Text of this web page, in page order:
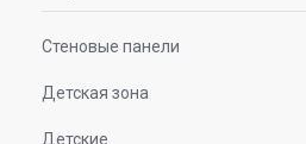
Стеновые панели
Детская зона
Детские